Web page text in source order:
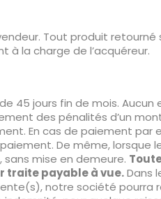
Tout produit
à la charge de l’acquéreur.
45 jours fin de mois.
des pénalités d’un
En cas de paiement
De même,
mise en demeure.
traite payable à vue.Dans
notre société pourra